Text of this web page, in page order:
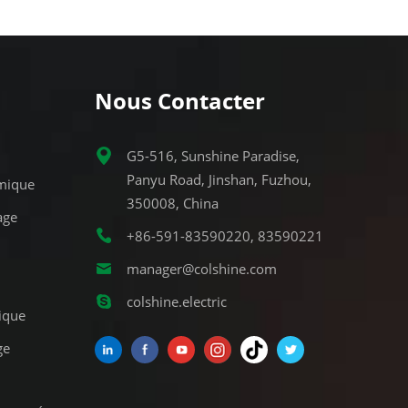
Nous Contacter
G5-516, Sunshine Paradise,
Panyu Road, Jinshan, Fuzhou,
350008, China
+86-591-83590220, 83590221
manager@colshine.com
colshine.electric